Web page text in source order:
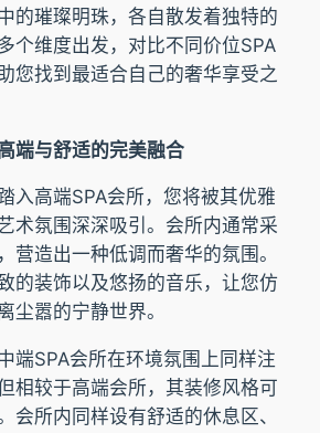
的璀璨明珠，各自散发着独特的
个维度出发，对比不同价位SPA
您找到最适合自己的奢华享受之
端与舒适的完美融合
入高端SPA会所，您将被其优雅
术氛围深深吸引。会所内通常采
营造出一种低调而奢华的氛围。
的装饰以及悠扬的音乐，让您仿
尘嚣的宁静世界。
端SPA会所在环境氛围上同样注
相较于高端会所，其装修风格可
会所内同样设有舒适的休息区、